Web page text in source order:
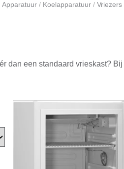
Apparatuur Koelapparatuur Vriezers
dan een standaard vrieskast?